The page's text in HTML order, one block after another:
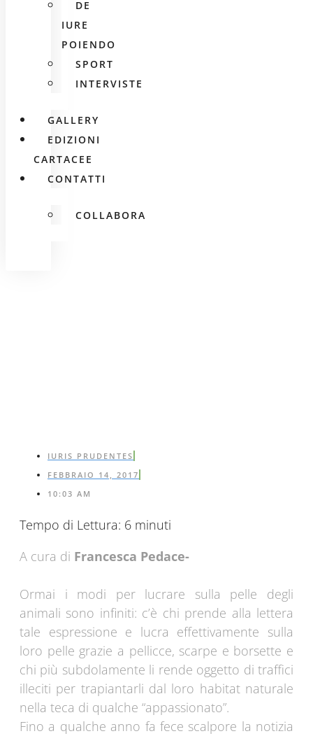
DE
IURE
POIENDO
SPORT
INTERVISTE
GALLERY
EDIZIONI
CARTACEE
CONTATTI
COLLABORA
IURIS PRUDENTES
FEBBRAIO 14, 2017
10:03 AM
Tempo di Lettura: 6 minuti
A cura di Francesca Pedace-
Ormai i modi per lucrare sulla pelle degli
animali sono infiniti: c’è chi prende alla lettera
tale espressione e lucra effettivamente sulla
loro pelle grazie a pellicce, scarpe e borsette e
chi più subdolamente li rende oggetto di traffici
illeciti per trapiantarli dal loro habitat naturale
nella teca di qualche “appassionato”.
Fino a qualche anno fa fece scalpore la notizia